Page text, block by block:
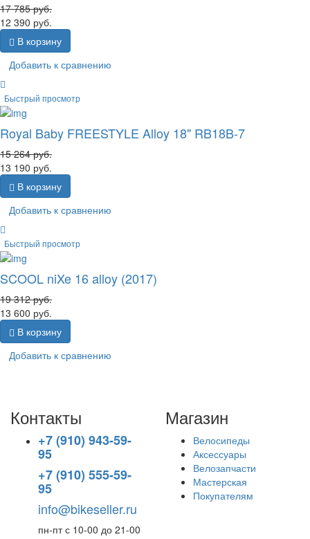
17 785руб.
12 390 руб.
В корзину
Добавить к сравнению
Быстрый просмотр
Royal Baby FREESTYLE Alloy 18" RB18B-7
15 264руб.
13 190 руб.
В корзину
Добавить к сравнению
Быстрый просмотр
SCOOL niXe 16 alloy (2017)
19 312руб.
13 600 руб.
В корзину
Добавить к сравнению
Контакты
+7 (910) 943-59-
95
+7 (910) 555-59-
95
info@bikeseller.ru
пн-пт с 10-00 до 21-00
Магазин
Велосипеды
Аксессуары
Велозапчасти
Мастерская
Покупателям